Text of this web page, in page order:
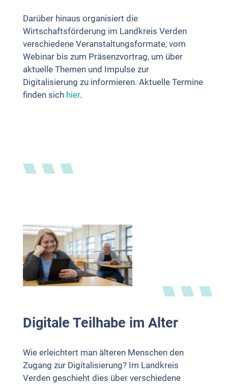
Darüber hinaus organisiert die
Wirtschaftsförderung im Landkreis Verden
verschiedene Veranstaltungsformate, vom
Webinar bis zum Präsenzvortrag, um über
aktuelle Themen und Impulse zur
Digitalisierung zu informieren. Aktuelle Termine
finden sich hier.
Digitale Teilhabe im Alter
Wie erleichtert man älteren Menschen den
Zugang zur Digitalisierung? Im Landkreis
Verden geschieht dies über verschiedene